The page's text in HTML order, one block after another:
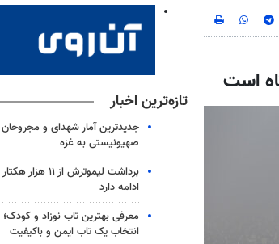
است
تازه‌ترین اخبار
جدیدترین آمار شهدای و
صهیونیستی به غزه
برداشت لیموترش از
ادامه دارد
معرفی بهترین تاب نوزاد و کودک؛
انتخاب یک تاب ایمن و باکیفیت